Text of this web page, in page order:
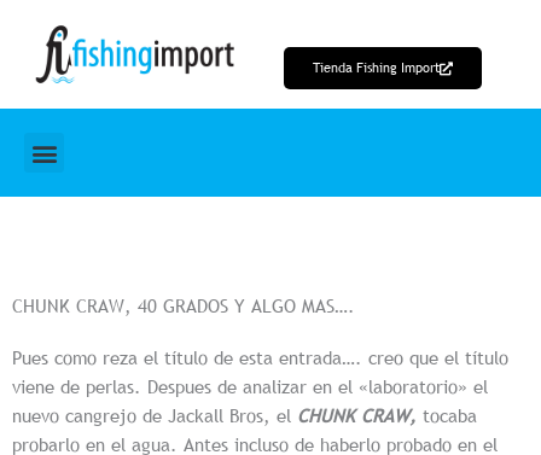
contenido
Tienda Fishing Import
CHUNK CRAW, 40 GRADOS Y ALGO MAS….
Pues como reza el título de esta entrada…. creo que el título
viene de perlas. Despues de analizar en el «laboratorio» el
nuevo cangrejo de Jackall Bros, el CHUNK CRAW, tocaba
probarlo en el agua. Antes incluso de haberlo probado en el